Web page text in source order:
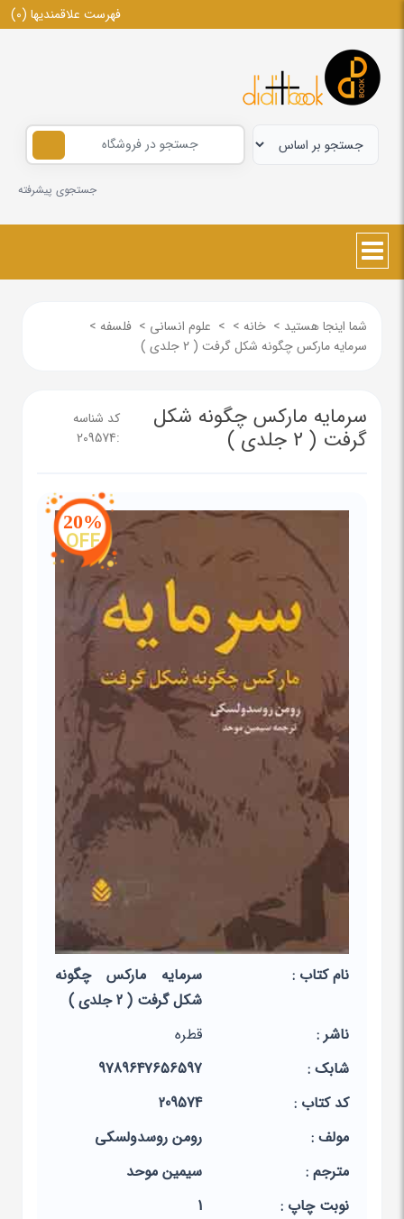
فهرست علاقمندیها (0)
جستجوی پیشرفته
شما اینجا هستید > خانه >
> علوم انسانی > فلسفه >
سرمایه مارکس چگونه شکل گرفت ( 2 جلدی )
سرمایه مارکس چگونه شکل
گرفت ( 2 جلدی )
کد شناسه
:
209574
20%
OFF
نام کتاب :
سرمایه مارکس چگونه
شکل گرفت ( 2 جلدی )
ناشر :
قطره
شابک :
9789647656597
کد کتاب :
209574
مولف :
رومن روسدولسکی
مترجم :
سیمین موحد
نوبت چاپ :
1